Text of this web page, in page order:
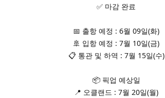
✅ 마감 완료
📅 출항 예정 : 6월 09일(화)
🚢 입항 예정 : 7월 10일(금)
📋 통관 및 하역 : 7월 15일(수)
📦 픽업 예상일
📍 오클랜드 : 7월 20일(월)